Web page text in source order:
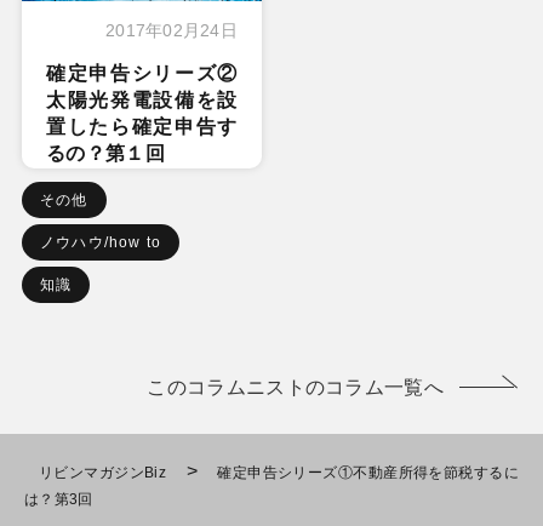
2017年02月24日
確定申告シリーズ②
太陽光発電設備を設
置したら確定申告す
るの？第１回
その他
ノウハウ/how to
知識
このコラムニストのコラム一覧へ
リビンマガジンBiz >
確定申告シリーズ①不動産所得を節税するに
は？第3回